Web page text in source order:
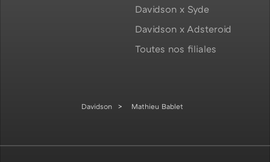
Davidson x Syde
Davidson x Adsteroid
Toutes nos filiales
Davidson Mathieu Bablet